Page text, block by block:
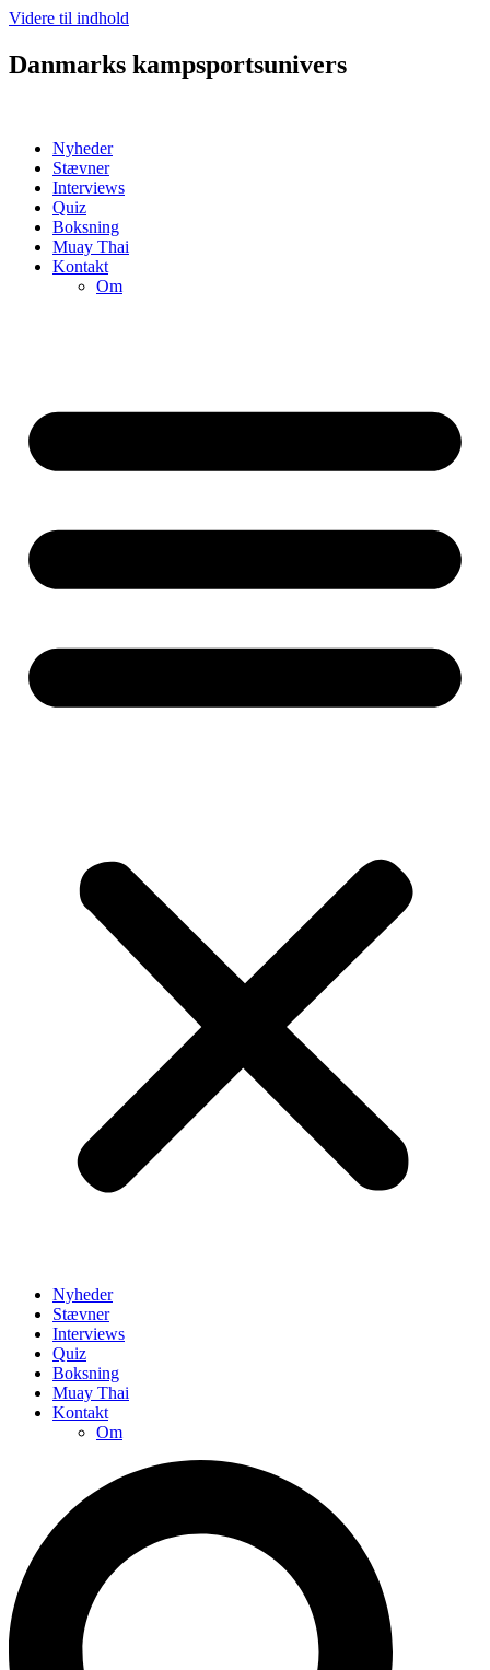
Videre til indhold
Danmarks kampsportsunivers
Nyheder
Stævner
Interviews
Quiz
Boksning
Muay Thai
Kontakt
Om
Nyheder
Stævner
Interviews
Quiz
Boksning
Muay Thai
Kontakt
Om